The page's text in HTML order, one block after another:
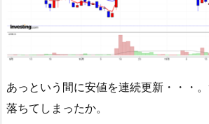
あっという間に安値を連続更新・・・
落ちてしまったか。